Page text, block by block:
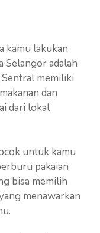
kamu lakukan
Selangor adalah
Sentral memiliki
dan
dari lokal
untuk kamu
pakaian
bisa memilih
menawarkan